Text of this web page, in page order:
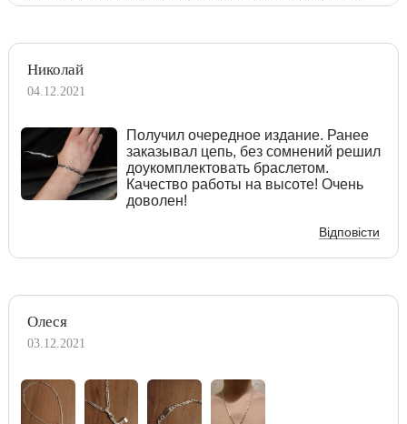
Николай
04.12.2021
Получил очередное издание. Ранее
заказывал цепь, без сомнений решил
доукомплектовать браслетом.
Качество работы на высоте! Очень
доволен!
Відповісти
Олеся
03.12.2021